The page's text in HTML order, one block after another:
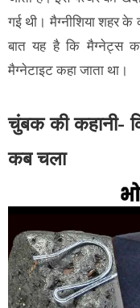
गई थी। मैग्नीशिया शहर
बात यह है कि मैग्नेट्स
मैग्नेटाइट कहा जाता था।
चुंबक की कहानी-
कब चला